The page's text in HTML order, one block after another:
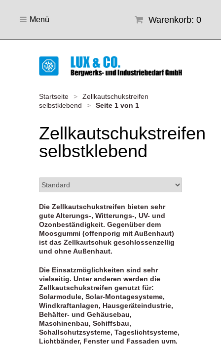
Warenkorb: 0
Menü
Startseite >
Zellkautschukstreifen
selbstklebend
> Seite 1 von 1
Zellkautschukstreifen
selbstklebend
Die Zellkautschukstreifen bieten sehr
gute Alterungs-, Witterungs-, UV- und
Ozonbeständigkeit. Gegenüber dem
Moosgummi (offenporig mit Außenhaut)
ist das Zellkautschuk geschlossenzellig
und ohne Außenhaut.
Die Einsatzmöglichkeiten sind sehr
vielseitig. Unter anderen werden die
Zellkautschukstreifen genutzt für:
Solarmodule, Solar-Montagesysteme,
Windkraftanlagen, Hausgeräteindustrie,
Behälter- und Gehäusebau,
Maschinenbau, Schiffsbau,
Schallschutzsysteme, Tageslichtsysteme,
Lichtbänder, Fenster und Fassaden uvm.